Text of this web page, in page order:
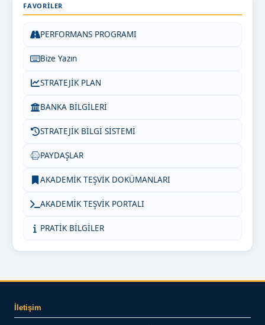
FAVORILER
PERFORMANS PROGRAMI
Bize Yazın
STRATEJİK PLAN
BANKA BİLGİLERİ
STRATEJİK BİLGİ SİSTEMİ
PAYDAŞLAR
AKADEMİK TEŞVİK DOKÜMANLARI
AKADEMİK TEŞVİK PORTALI
PRATİK BİLGİLER
İletişim